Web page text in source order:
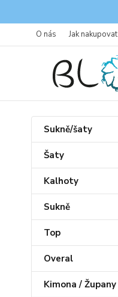
O nás Jak nakupovat
Sukně/šaty
Šaty
Kalhoty
Sukně
Top
Overal
Kimona / Župany